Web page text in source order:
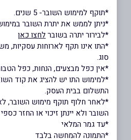
*תוקף למימוש השובר- 5 שנים.
*ניתן לממש את יתרת השובר
*לבירור יתרה בשוברלחצו כאן
*התו אינו תקף לארוחות עסקיות,
סוג.
*אין כפל מבצעים, הנחות, כפל
*למימוש התו יש להציג את קוד
התשלום בבית העסק.
*לאחר חלוף תוקף מימוש השובר,
השובר ולא יינתן זיכוי או החזר כספי
*עד גמר המלאי
*התמונה להמחשה בלבד